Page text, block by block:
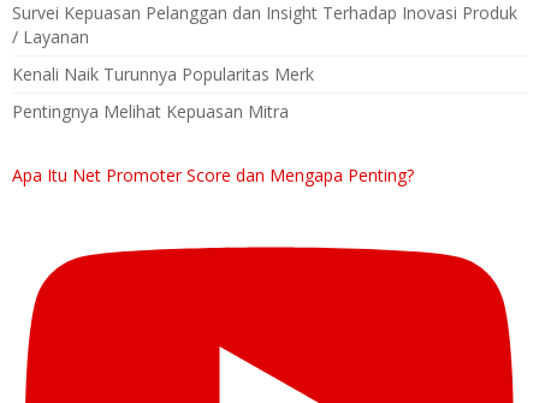
Survei Kepuasan Pelanggan dan Insight Terhadap Inovasi Produk
/ Layanan
Kenali Naik Turunnya Popularitas Merk
Pentingnya Melihat Kepuasan Mitra
Apa Itu Net Promoter Score dan Mengapa Penting?